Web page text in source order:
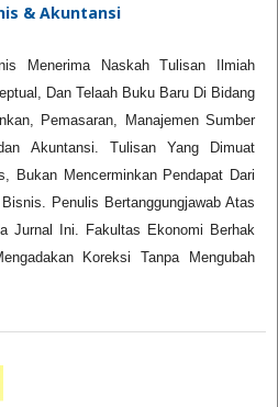
& Akuntansi
Menerima Naskah Tulisan Ilmiah
Dan Telaah Buku Baru Di Bidang
Pemasaran, Manajemen Sumber
Akuntansi. Tulisan Yang Dimuat
Bukan Mencerminkan Pendapat Dari
Penulis Bertanggungjawab Atas
Jurnal Ini. Fakultas Ekonomi Berhak
Koreksi Tanpa Mengubah